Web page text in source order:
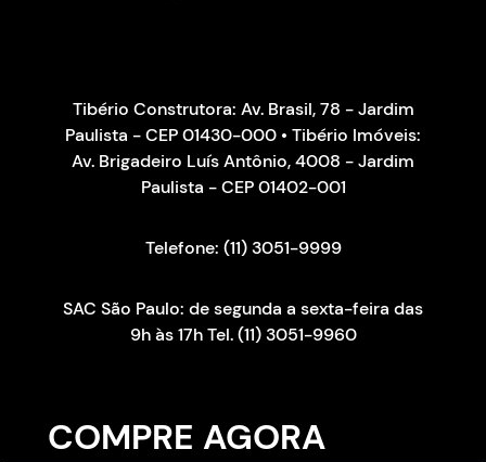
COMPRE AGORA
Tibério Construtora: Av. Brasil, 78 - Jardim
Paulista - CEP 01430-000 • Tibério Imóveis:
Av. Brigadeiro Luís Antônio, 4008 - Jardim
Paulista - CEP 01402-001
Telefone: (11) 3051-9999
SAC São Paulo: de segunda a sexta-feira das
9h às 17h Tel. (11) 3051-9960